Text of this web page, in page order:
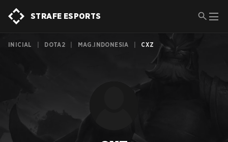
STRAFE ESPORTS
INICIAL DOTA2 MAG.INDONESIA CXZ